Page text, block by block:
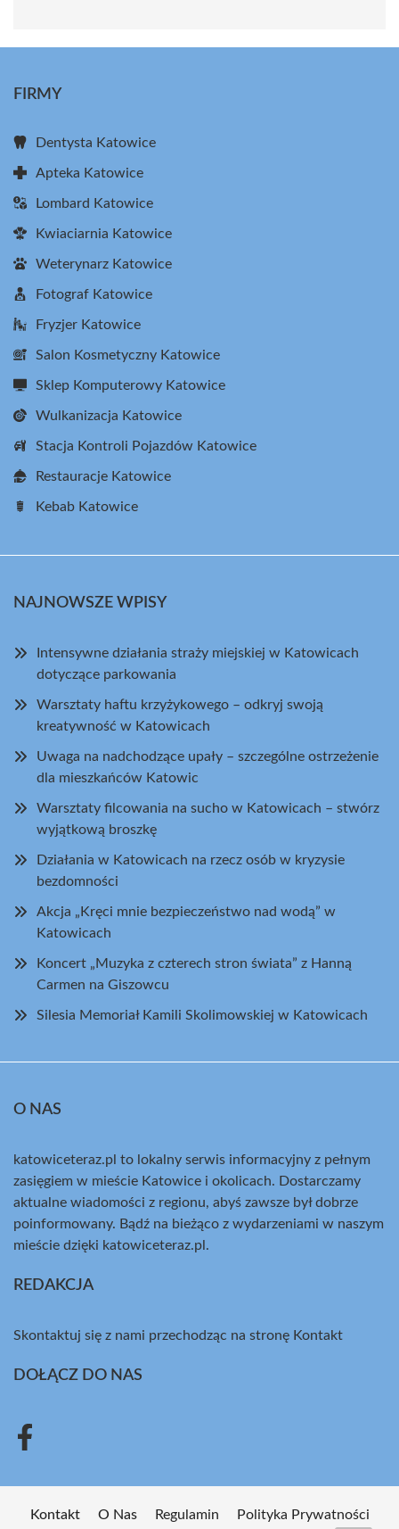
FIRMY
Dentysta Katowice
Apteka Katowice
Lombard Katowice
Kwiaciarnia Katowice
Weterynarz Katowice
Fotograf Katowice
Fryzjer Katowice
Salon Kosmetyczny Katowice
Sklep Komputerowy Katowice
Wulkanizacja Katowice
Stacja Kontroli Pojazdów Katowice
Restauracje Katowice
Kebab Katowice
NAJNOWSZE WPISY
Intensywne działania straży miejskiej w Katowicach
dotyczące parkowania
Warsztaty haftu krzyżykowego – odkryj swoją
kreatywność w Katowicach
Uwaga na nadchodzące upały – szczególne ostrzeżenie
dla mieszkańców Katowic
Warsztaty filcowania na sucho w Katowicach – stwórz
wyjątkową broszkę
Działania w Katowicach na rzecz osób w kryzysie
bezdomności
Akcja „Kręci mnie bezpieczeństwo nad wodą” w
Katowicach
Koncert „Muzyka z czterech stron świata” z Hanną
Carmen na Giszowcu
Silesia Memoriał Kamili Skolimowskiej w Katowicach
O NAS
katowiceteraz.pl to lokalny serwis informacyjny z pełnym
zasięgiem w mieście Katowice i okolicach. Dostarczamy
aktualne wiadomości z regionu, abyś zawsze był dobrze
poinformowany. Bądź na bieżąco z wydarzeniami w naszym
mieście dzięki katowiceteraz.pl.
REDAKCJA
Skontaktuj się z nami przechodząc na stronę Kontakt
DOŁĄCZ DO NAS
Kontakt O Nas Regulamin Polityka Prywatności